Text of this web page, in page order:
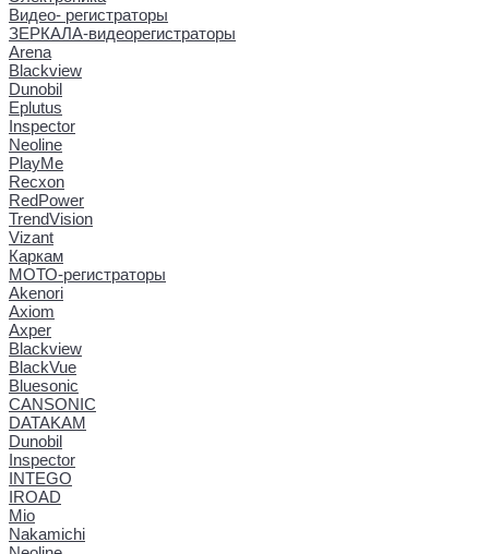
Видео- регистраторы
ЗЕРКАЛА-видеорегистраторы
Arena
Blackview
Dunobil
Eplutus
Inspector
Neoline
PlayMe
Recxon
RedPower
TrendVision
Vizant
Каркам
МОТО-регистраторы
Akenori
Axiom
Axper
Blackview
BlackVue
Bluesonic
CANSONIC
DATAKAM
Dunobil
Inspector
INTEGO
IROAD
Mio
Nakamichi